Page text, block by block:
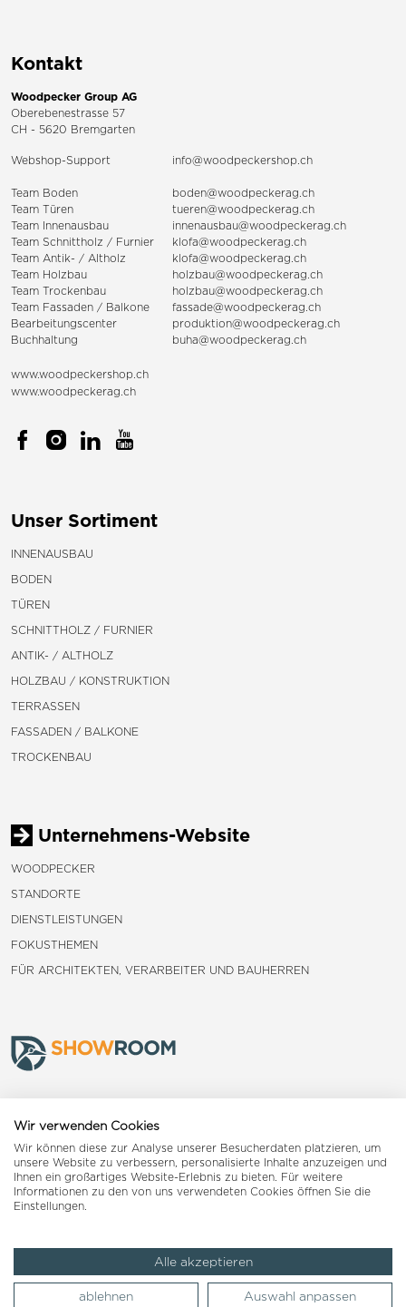
Kontakt
Woodpecker Group AG
Oberebenestrasse 57
CH - 5620 Bremgarten
Webshop-Support info@woodpeckershop.ch
Team Boden
boden@woodpeckerag.ch
Team Türen
tueren@woodpeckerag.ch
Team Innenausbau
innenausbau@woodpeckerag.ch
Team Schnittholz / Furnier
klofa@woodpeckerag.ch
Team Antik- / Altholz
klofa@woodpeckerag.ch
Team Holzbau
holzbau@woodpeckerag.ch
Team Trockenbau
holzbau@woodpeckerag.ch
Team Fassaden / Balkone
fassade@woodpeckerag.ch
Bearbeitungscenter
produktion@woodpeckerag.ch
Buchhaltung
buha@woodpeckerag.ch
www.woodpeckershop.ch
www.woodpeckerag.ch
Unser Sortiment
INNENAUSBAU
BODEN
TÜREN
SCHNITTHOLZ / FURNIER
ANTIK- / ALTHOLZ
HOLZBAU / KONSTRUKTION
TERRASSEN
FASSADEN / BALKONE
TROCKENBAU
Unternehmens-Website
WOODPECKER
STANDORTE
DIENSTLEISTUNGEN
FOKUSTHEMEN
FÜR ARCHITEKTEN, VERARBEITER UND BAUHERREN
Landquart
Reiden
Impressum AGB Datenschutzerklärung
Wir verwenden Cookies
Wir können diese zur Analyse unserer Besucherdaten platzieren, um
unsere Website zu verbessern, personalisierte Inhalte anzuzeigen und
Ihnen ein großartiges Website-Erlebnis zu bieten. Für weitere
Informationen zu den von uns verwendeten Cookies öffnen Sie die
Einstellungen.
Alle akzeptieren
ablehnen Auswahl anpassen